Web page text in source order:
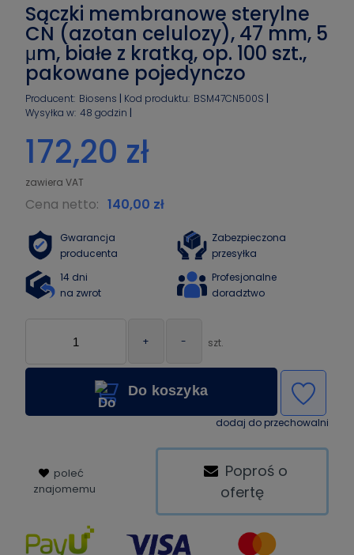
Sączki membranowe sterylne
CN (azotan celulozy), 47 mm, 5
μm, białe z kratką, op. 100 szt.,
pakowane pojedynczo
Producent: Biosens Kod produktu: BSM47CN500S
Wysyłka w: 48 godzin
172,20 zł
Cena netto: 140,00 zł
Gwarancja
producenta
Zabezpieczona
przesyłka
14 dni
na zwrot
Profesjonalne
doradztwo
+ - szt.
Do koszyka
dodaj do przechowalni
poleć
znajomemu
Poproś o
ofertę